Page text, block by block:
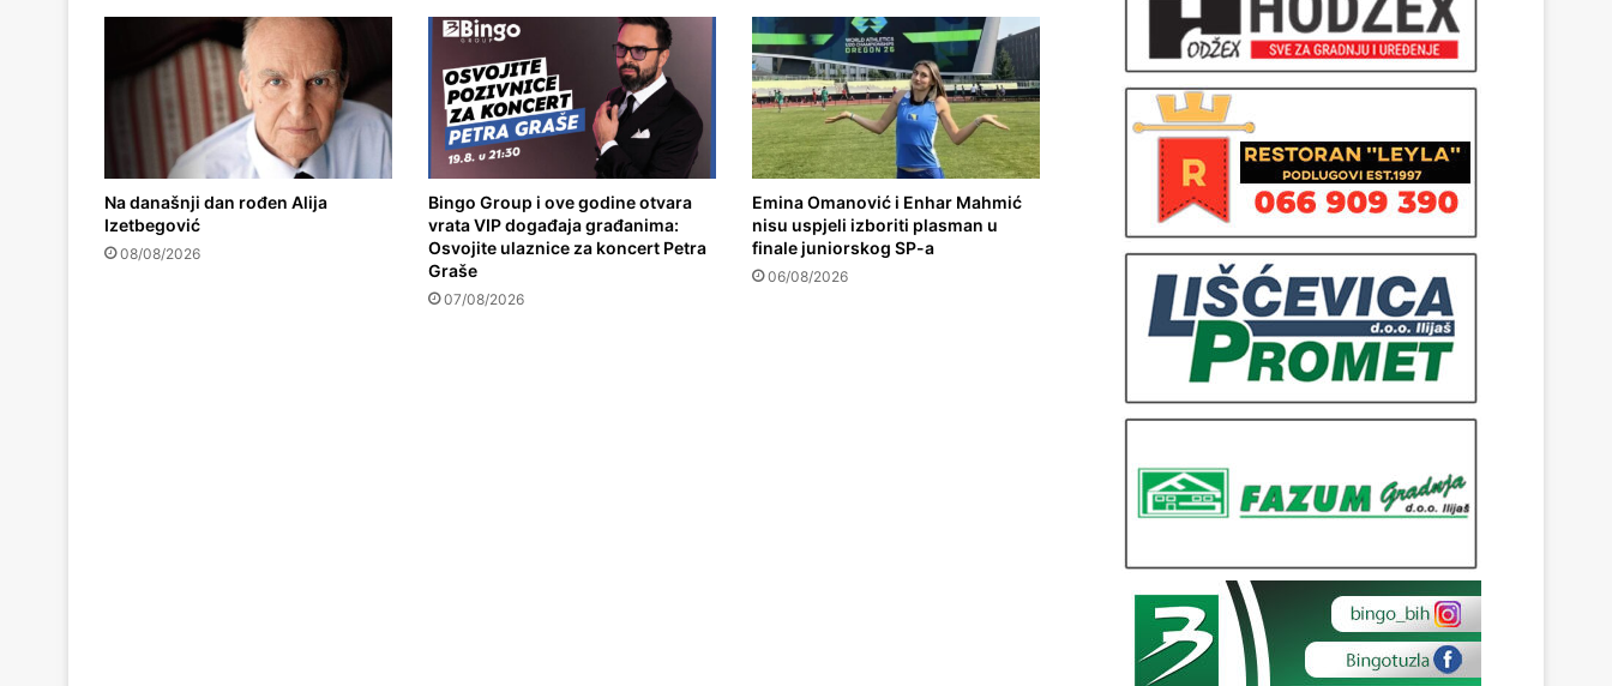
Na današnji dan rođen Alija
Izetbegović
08/08/2026
Bingo Group i ove godine otvara
vrata VIP događaja građanima:
Osvojite ulaznice za koncert Petra
Graše
07/08/2026
Emina Omanović i Enhar Mahmić
nisu uspjeli izboriti plasman u
finale juniorskog SP-a
06/08/2026